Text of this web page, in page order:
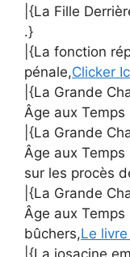
|{La Fille
.}
|{La fonction
pénale,Clicker
|{La Grande
Âge aux
|{La Grande
Âge aux Temps
sur les procès
|{La Grande
Âge aux
bûchers,Le livre
|{La josacine